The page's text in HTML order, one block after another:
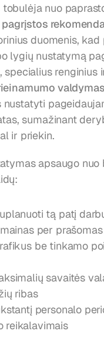
nuo
pagrįstos
duomenis,
lygių nustatymą
specialius renginius
valdymas
nustatyti
sumažinant
ir priekin.
apsaugo
tą patį
per
be tinkamo
savaitės
ribas
personalo
reikalavimais